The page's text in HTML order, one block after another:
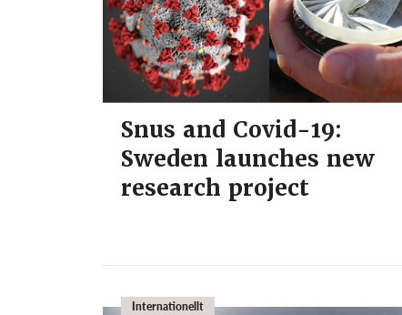
Snus and Covid-19:
Sweden launches new
research project
Internationellt